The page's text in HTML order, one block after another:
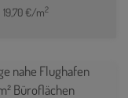
19,70 €/m2